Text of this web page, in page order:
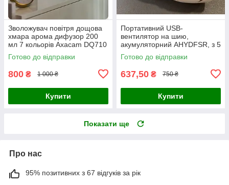
Зволожувач повітря дощова
хмара арома дифузор 200
мл 7 кольорів Axacam DQ710
Готово до відправки
800 ₴ 1 000 ₴
Купити
Портативний USB-
вентилятор на шию,
акумуляторний AHYDFSR, з 5
швидкостями
Готово до відправки
637,50 ₴ 750 ₴
Купити
Показати ще
Про нас
95% позитивних з 67 відгуків за рік